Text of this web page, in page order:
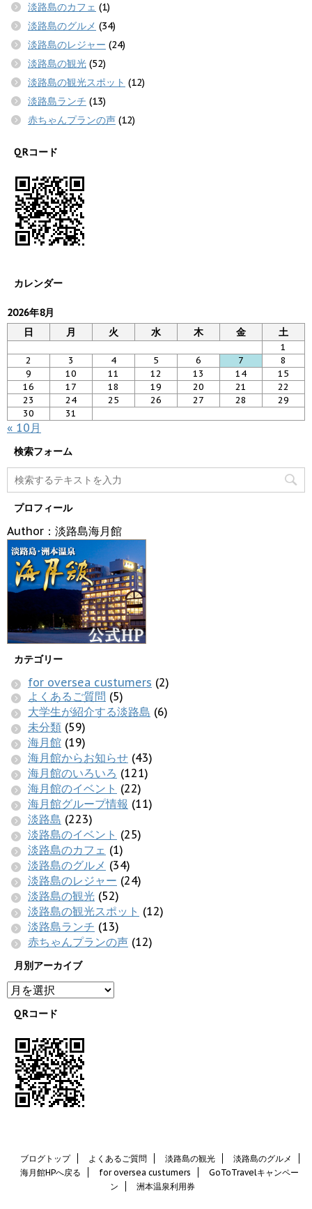
淡路島のカフェ (1)
淡路島のグルメ (34)
淡路島のレジャー (24)
淡路島の観光 (52)
淡路島の観光スポット (12)
淡路島ランチ (13)
赤ちゃんプランの声 (12)
QRコード
カレンダー
2026年8月
日
月 火 水 木 金 土
1
2
3 4 5 6 7
8
9
10 11 12 13 14
15
16
17 18 19 20 21
22
23
24 25 26 27 28
29
30
31
« 10月
検索フォーム
プロフィール
Author：淡路島海月館
カテゴリー
for oversea custumers (2)
よくあるご質問 (5)
大学生が紹介する淡路島 (6)
未分類 (59)
海月館 (19)
海月館からお知らせ (43)
海月館のいろいろ (121)
海月館のイベント (22)
海月館グループ情報 (11)
淡路島 (223)
淡路島のイベント (25)
淡路島のカフェ (1)
淡路島のグルメ (34)
淡路島のレジャー (24)
淡路島の観光 (52)
淡路島の観光スポット (12)
淡路島ランチ (13)
赤ちゃんプランの声 (12)
月別アーカイブ
QRコード
ブログトップ よくあるご質問 淡路島の観光
淡路島のグルメ
海月館HPへ戻る
for oversea custumers
GoToTravelキャンペー
ン
洲本温泉利用券